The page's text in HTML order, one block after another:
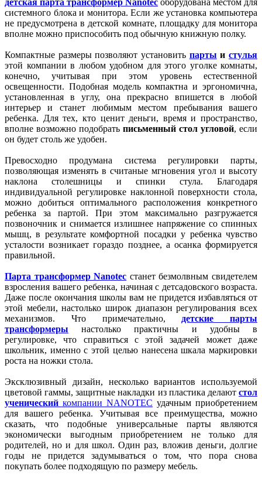
системного блока и монитора. Если же установка компьютера
не предусмотрена в детской комнате, площадку для монитора
вполне можно приспособить под обычную книжную полку.
Компактные размеры позволяют установить парты истулья
этой компании в любом удобном для этого уголке комнаты,
конечно, учитывая при этом уровень естественной
освещенности. Подобная модель компактна и эргономична,
установленная в углу, она прекрасно впишется в любой
интерьер и станет любимым местом пребывания вашего
ребенка. Для тех, кто ценит деньги, время и пространство,
вполне возможно подобрать письменный стол угловой, если
он будет столь же удобен.
Превосходно продумана система регулировки парты,
позволяющая изменять в считаные мгновения угол и высоту
наклона столешницы и спинки стула. Благодаря
индивидуальной регулировке наклонной поверхности стола,
можно добиться оптимального расположения конкретного
ребенка за партой. При этом максимально разгружается
позвоночник и снимается излишнее напряжение со спинных
мышц, в результате комфортной посадки у ребенка чувство
усталости возникает гораздо позднее, а осанка формируется
правильной.
Парта трансформер Nanotec станет безмолвным свидетелем
взросления вашего ребенка, начиная с детсадовского возраста.
Даже после окончания школы вам не придется избавляться от
этой мебели, настолько широк диапазон регулирования всех
механизмов. Что примечательно, детские парты
трансформеры настолько практичны и удобны в
регулировке, что справиться с этой задачей может даже
школьник, именно с этой целью нанесена шкала маркировки
роста на ножки стола.
Эксклюзивный дизайн, несколько вариантов используемой
цветовой гаммы, защитные накладки из пластика делают стол
ученический компании NANOTEC удачным приобретением
для вашего ребенка. Учитывая все преимущества, можно
сказать, что подобные универсальные парты являются
экономически выгодным приобретением не только для
родителей, но и для школ. Один раз, вложив деньги, долгие
годы не придется задумываться о том, что пора снова
покупать более подходящую по размеру мебель.